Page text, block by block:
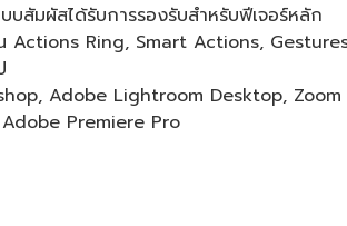
บสัมผัสได้รับการรองรับสำหรับฟีเจอร์หลัก
Actions Ring, Smart Actions,
Adobe Lightroom Desktop,
Premiere Pro